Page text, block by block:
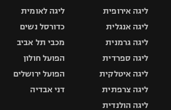
ליגה אירופית
ליגה אנגלית
ליגה גרמנית
ליגה ספרדית
ליגה איטלקית
ליגה צרפתית
ליגה הולנדית
ליגה לאומית
כדורסל נשים
מכבי תל אביב
הפועל חולון
הפועל ירושלים
דני אבדיה